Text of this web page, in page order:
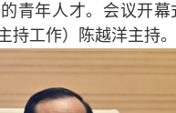
青年人才。会议开幕
持工作）陈越洋主持。